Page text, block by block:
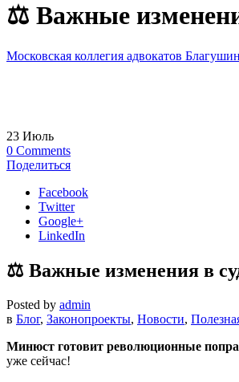
⚖️ Важные
Московская коллегия адвокатов
23 Июль
0 Comments
Поделиться
Facebook
Twitter
Google+
LinkedIn
⚖️ Важные изменения в
Posted by admin
в Блог, Законопроекты, Новости,
Минюст готовит революционные
уже сейчас!